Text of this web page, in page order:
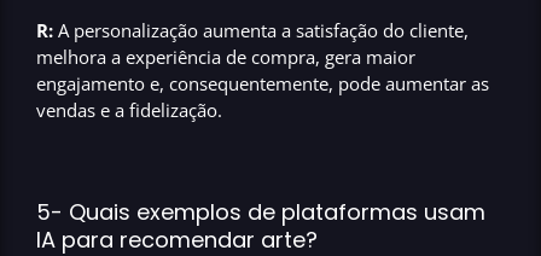
R: A personalização aumenta a satisfação do cliente,
melhora a experiência de compra, gera maior
engajamento e, consequentemente, pode aumentar as
vendas e a fidelização.
5- Quais exemplos de plataformas usam
IA para recomendar arte?